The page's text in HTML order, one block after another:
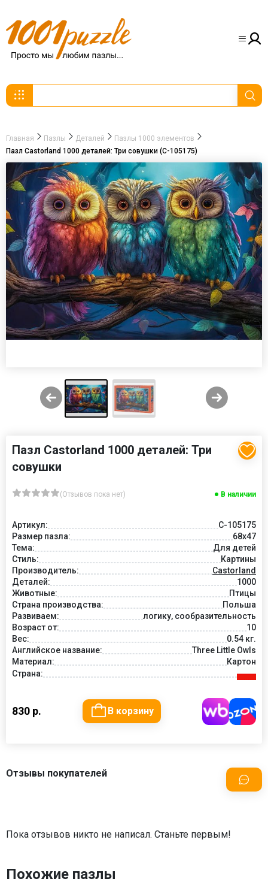
Главная Пазлы Деталей
Пазлы 1000 элементов
Пазл Castorland 1000 деталей: Три совушки (C-105175)
Пазл Castorland 1000 деталей: Три
совушки
(Отзывов пока нет) В наличии
Артикул:
C-105175
Размер пазла:
68x47
Тема:
Для детей
Стиль:
Картины
Производитель:
Castorland
Деталей:
1000
Животные:
Птицы
Страна производства:
Польша
Развиваем:
логику, сообразительность
Возраст от:
10
Вес:
0.54 кг.
Английское название:
Three Little Owls
Материал:
Картон
Страна:
830 р. В корзину
Отзывы покупателей
Пока отзывов никто не написал. Станьте первым!
Похожие пазлы